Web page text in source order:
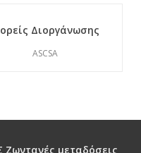
Διοργάνωσης
ASCSA
Ζωντανές μεταδόσεις